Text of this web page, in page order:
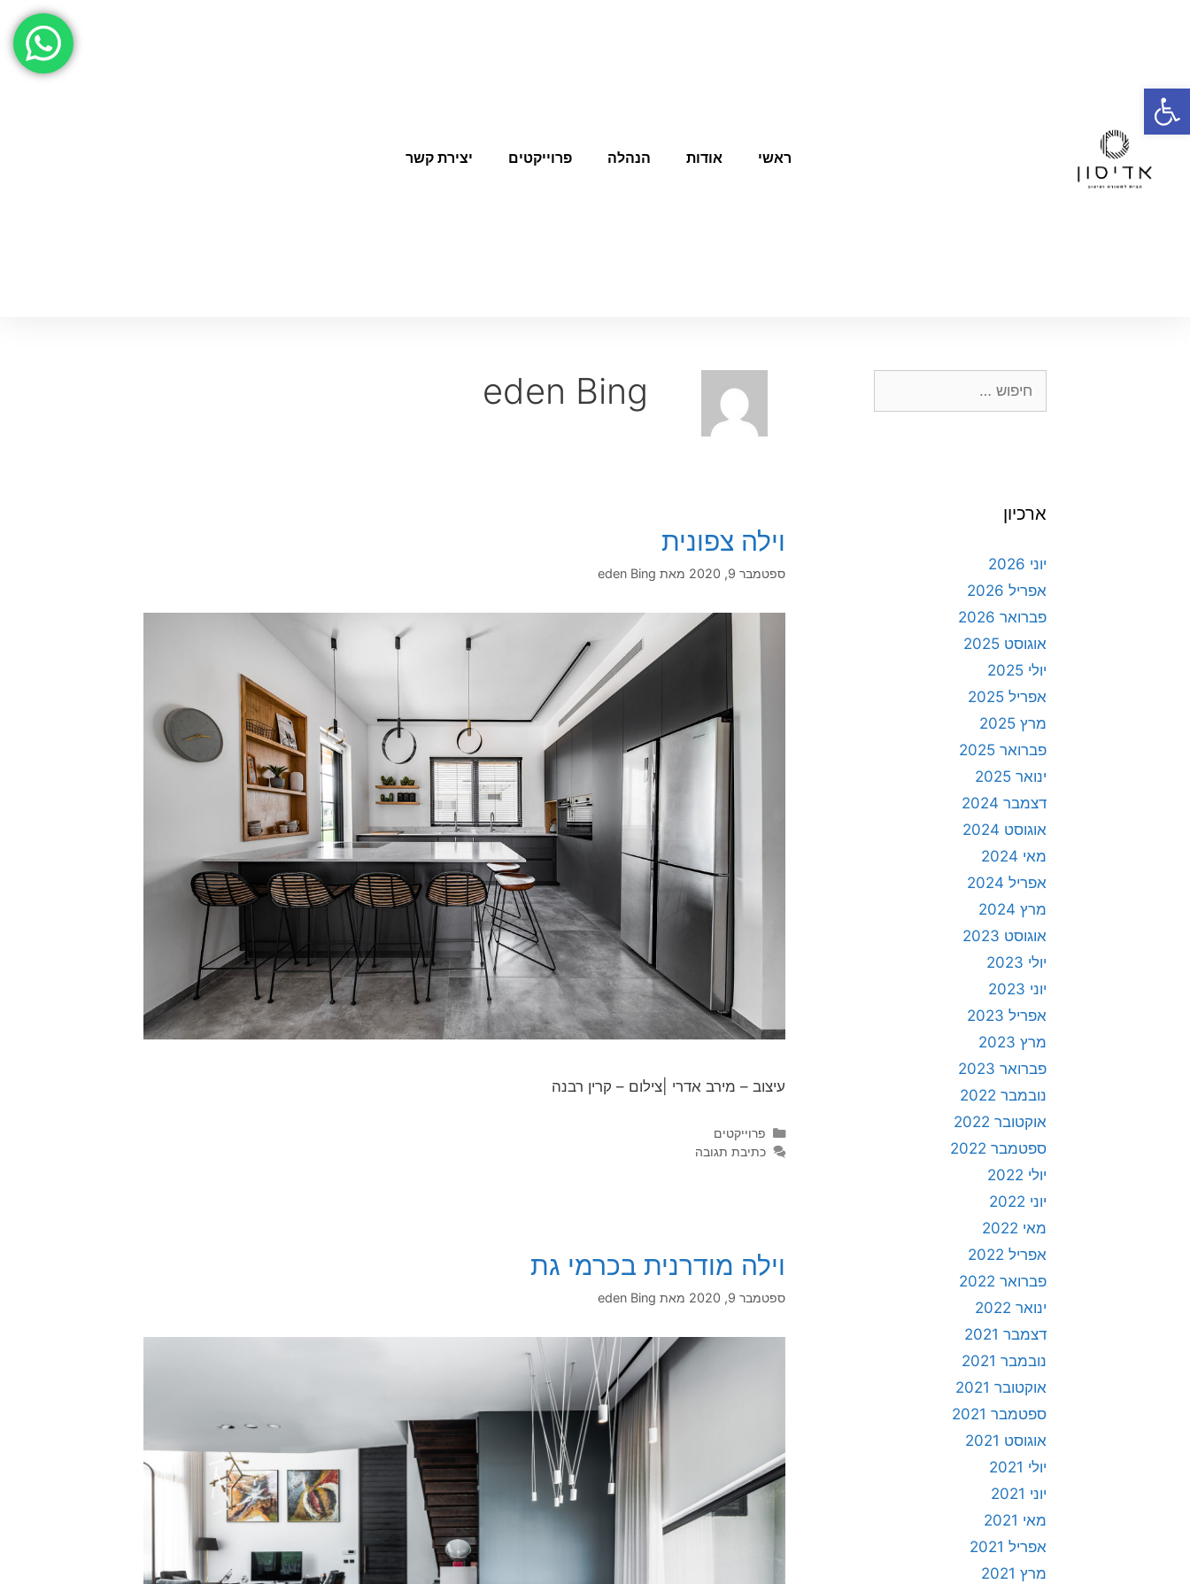
פתח סרגל נגישות
ראשי אודות הנהלה פרוייקטים יצירת קשר
eden Bing
וילה צפונית
ספטמבר 9, 2020 מאת eden Bing
עיצוב – מירב אדרי |צילום – קרין רבנה
פרוייקטים
כתיבת תגובה
וילה מודרנית בכרמי גת
ספטמבר 9, 2020 מאת eden Bing
ארכיון
יוני 2026
אפריל 2026
פברואר 2026
אוגוסט 2025
יולי 2025
אפריל 2025
מרץ 2025
פברואר 2025
ינואר 2025
דצמבר 2024
אוגוסט 2024
מאי 2024
אפריל 2024
מרץ 2024
אוגוסט 2023
יולי 2023
יוני 2023
אפריל 2023
מרץ 2023
פברואר 2023
נובמבר 2022
אוקטובר 2022
ספטמבר 2022
יולי 2022
יוני 2022
מאי 2022
אפריל 2022
פברואר 2022
ינואר 2022
דצמבר 2021
נובמבר 2021
אוקטובר 2021
ספטמבר 2021
אוגוסט 2021
יולי 2021
יוני 2021
מאי 2021
אפריל 2021
מרץ 2021